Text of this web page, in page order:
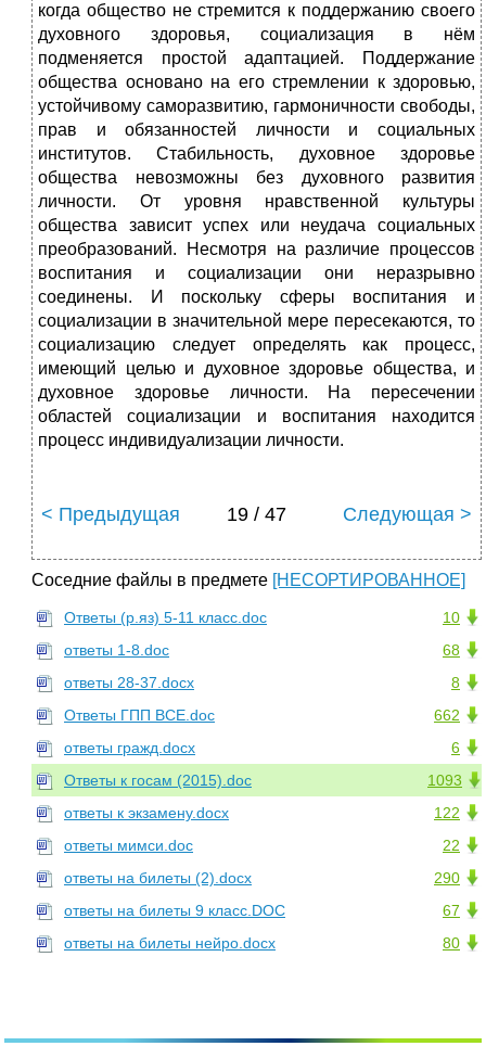
когда общество не стремится к поддержанию своего
духовного здоровья, социализация в нём
подменяется простой адаптацией. Поддержание
общества основано на его стремлении к здоровью,
устойчивому саморазвитию, гармоничности свободы,
прав и обязанностей личности и социальных
институтов. Стабильность, духовное здоровье
общества невозможны без духовного развития
личности. От уровня нравственной культуры
общества зависит успех или неудача социальных
преобразований. Несмотря на различие процессов
воспитания и социализации они неразрывно
соединены. И поскольку сферы воспитания и
социализации в значительной мере пересекаются, то
социализацию следует определять как процесс,
имеющий целью и духовное здоровье общества, и
духовное здоровье личности. На пересечении
областей социализации и воспитания находится
процесс индивидуализации личности.
< Предыдущая 19 / 47 Следующая >
Соседние файлы в предмете [НЕСОРТИРОВАННОЕ]
10
Ответы (р.яз) 5-11 класс.doc
68
ответы 1-8.doc
8
ответы 28-37.docx
662
Ответы ГПП ВСЕ.doc
6
ответы гражд.docx
1093
Ответы к госам (2015).doc
122
ответы к экзамену.docx
22
ответы мимси.doc
290
ответы на билеты (2).docx
67
ответы на билеты 9 класс.DOC
80
ответы на билеты нейро.docx